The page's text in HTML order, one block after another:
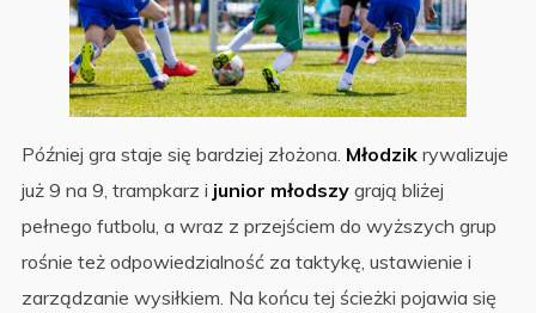
Później gra staje się bardziej złożona. Młodzikrywalizuje
już 9 na 9, trampkarz i junior młodszygrają bliżej
pełnego futbolu, a wraz z przejściem do wyższych grup
rośnie też odpowiedzialność za taktykę, ustawienie i
zarządzanie wysiłkiem. Na końcu tej ścieżki pojawia się